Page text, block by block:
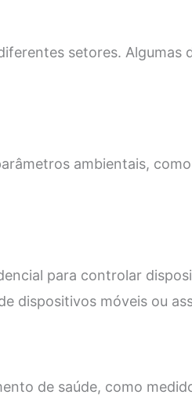
setores. Algumas
ambientais,
para controlar
dispositivos móveis ou
de saúde, como